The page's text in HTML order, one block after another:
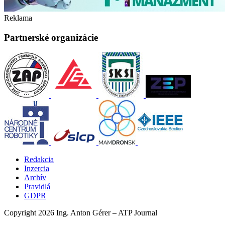
Reklama
Partnerské organizácie
Redakcia
Inzercia
Archív
Pravidlá
GDPR
Copyright 2026 Ing. Anton Gérer – ATP Journal